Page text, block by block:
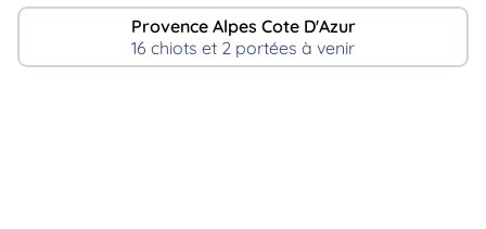
Provence Alpes Cote D'Azur
16 chiots et 2 portées à venir